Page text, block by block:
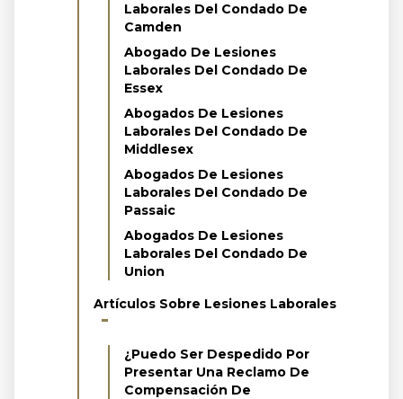
Laborales Del Condado De
Camden
Abogado De Lesiones
Laborales Del Condado De
Essex
Abogados De Lesiones
Laborales Del Condado De
Middlesex
Abogados De Lesiones
Laborales Del Condado De
Passaic
Abogados De Lesiones
Laborales Del Condado De
Union
Artículos Sobre Lesiones Laborales
¿Puedo Ser Despedido Por
Presentar Una Reclamo De
Compensación De